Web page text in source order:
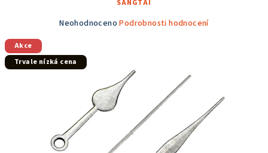
SANGTAI
Průměrné
je
0,0
hvězdiček.
Neohodnoceno Podrobnosti hodnocení
Akce
Trvale nízká cena